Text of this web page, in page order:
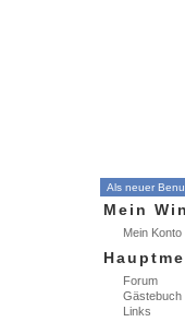
Als neuer
Mein
Mein Konto
Forum
Gästebuch
Links